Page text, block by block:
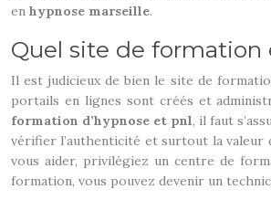
en hypnose marseille.
Quel site de formation
Il est judicieux de bien le site de
portails en lignes sont créés et
formation d’hypnose et pnl, il faut
vérifier l’authenticité et surtout la valeur
vous aider, privilégiez un centre de
formation, vous pouvez devenir un